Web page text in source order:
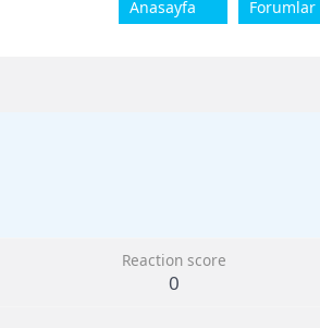
Anasayfa Forumlar
Reaction score
0